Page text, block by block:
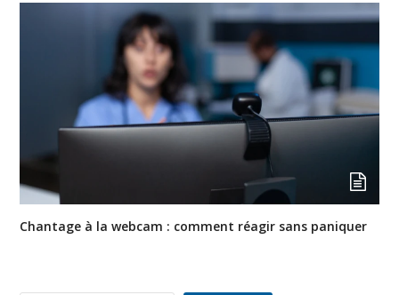
Chantage à la webcam : comment réagir sans paniquer